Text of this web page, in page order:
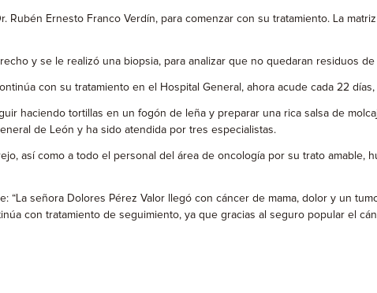
Ernesto Franco Verdín, para comenzar con su tratamiento. La
y se le realizó una biopsia, para analizar que no quedaran residuos de
con su tratamiento en el Hospital General, ahora acude cada 22
haciendo tortillas en un fogón de leña y preparar una rica salsa de
de León y ha sido atendida por tres especialistas.
así como a todo el personal del área de oncología por su trato
“La señora Dolores Pérez Valor llegó con cáncer de mama, dolor y un
con tratamiento de seguimiento, ya que gracias al seguro popular el